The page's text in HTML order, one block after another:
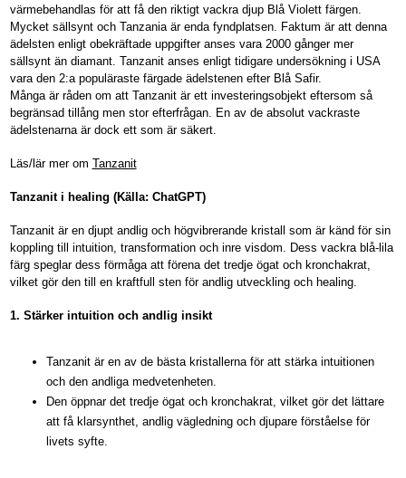
värmebehandlas för att få den riktigt vackra djup Blå Violett färgen.
Mycket sällsynt och Tanzania är enda fyndplatsen. Faktum är att denna
ädelsten enligt obekräftade uppgifter anses vara 2000 gånger mer
sällsynt än diamant. Tanzanit anses enligt tidigare undersökning i USA
vara den 2:a populäraste färgade ädelstenen efter Blå Safir.
Många är råden om att Tanzanit är ett investeringsobjekt eftersom så
begränsad tillång men stor efterfrågan. En av de absolut vackraste
ädelstenarna är dock ett som är säkert.
Läs/lär mer om Tanzanit
Tanzanit i healing (Källa: ChatGPT)
Tanzanit är en djupt andlig och högvibrerande kristall som är känd för sin
koppling till intuition, transformation och inre visdom. Dess vackra blå-lila
färg speglar dess förmåga att förena det tredje ögat och kronchakrat,
vilket gör den till en kraftfull sten för andlig utveckling och healing.
1. Stärker intuition och andlig insikt
Tanzanit är en av de bästa kristallerna för att stärka intuitionen
och den andliga medvetenheten.
Den öppnar det tredje ögat och kronchakrat, vilket gör det lättare
att få klarsynthet, andlig vägledning och djupare förståelse för
livets syfte.